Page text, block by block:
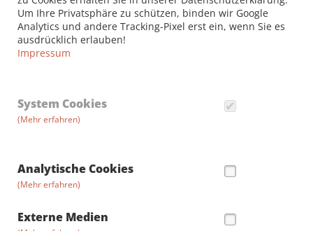
Um Ihre Privatsphäre zu schützen, binden wir Google
Analytics und andere Tracking-Pixel erst ein, wenn Sie es
ausdrücklich erlauben!
Impressum
System Cookies
(Mehr erfahren)
Analytische Cookies
(Mehr erfahren)
Externe Medien
Vorname *